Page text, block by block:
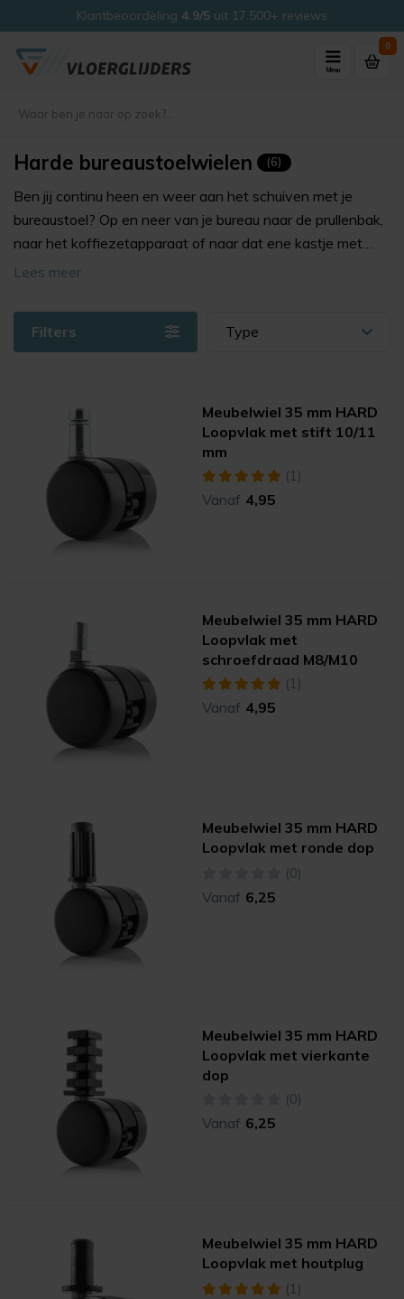
Klantbeoordeling 4.9/5 uit 17.500+ reviews
Menu
0
Harde bureaustoelwielen (6)
Ben jij continu heen en weer aan het schuiven met je
bureaustoel? Op en neer van je bureau naar de prullenbak,
naar het koffiezetapparaat of naar dat ene kastje met
belangrijke papieren bij de muur? Dan ben je wellicht toe
Lees meer
Filters Type
Meubelwiel 35 mm HARD
Loopvlak met stift 10/11
mm
(1)
Vanaf 4,95
Meubelwiel 35 mm HARD
Loopvlak met
schroefdraad M8/M10
(1)
Vanaf 4,95
Meubelwiel 35 mm HARD
Loopvlak met ronde dop
(0)
Vanaf 6,25
Meubelwiel 35 mm HARD
Loopvlak met vierkante
dop
(0)
Vanaf 6,25
Meubelwiel 35 mm HARD
Loopvlak met houtplug
(1)